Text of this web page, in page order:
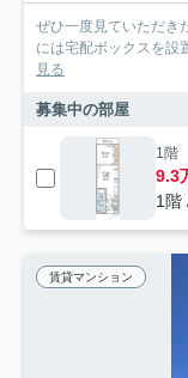
ぜひ一度見ていただき
には宅配ボックスを設
見る
募集中の部屋
1階
9.3
1階
賃貸マンション